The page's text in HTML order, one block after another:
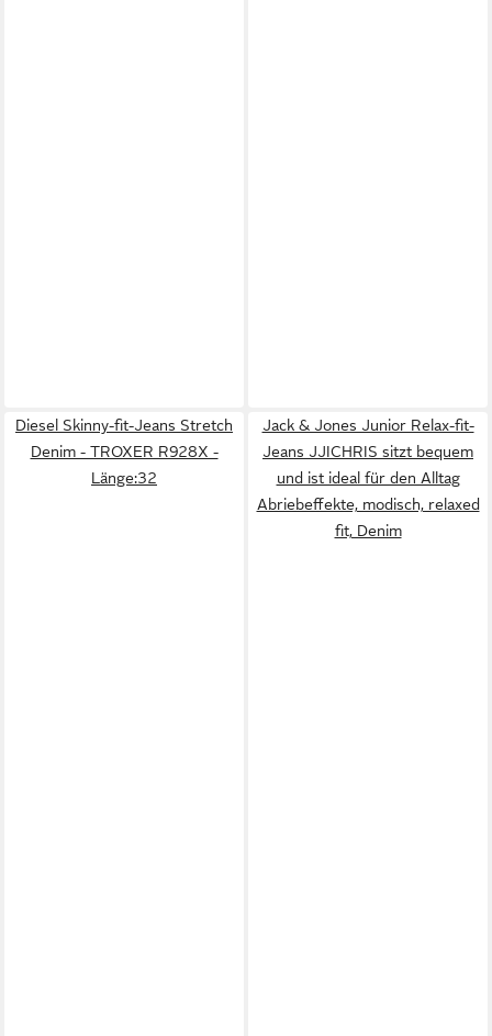
Diesel Skinny-fit-Jeans Stretch
Denim - TROXER R928X -
Länge:32
Jack & Jones Junior Relax-fit-
Jeans JJICHRIS sitzt bequem
und ist ideal für den Alltag
Abriebeffekte, modisch, relaxed
fit, Denim